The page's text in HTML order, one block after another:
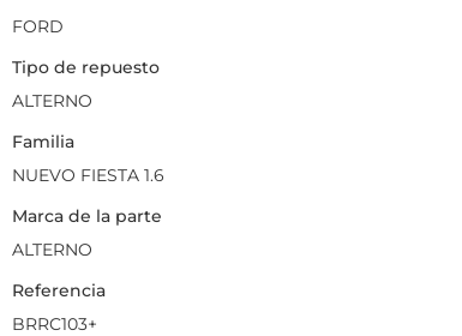
FORD
Tipo de repuesto
ALTERNO
Familia
NUEVO FIESTA 1.6
Marca de la parte
ALTERNO
Referencia
BRRC103+